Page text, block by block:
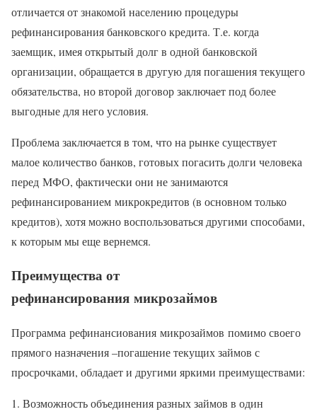
отличается от знакомой населению процедуры
рефинансирования банковского кредита. Т.е. когда
заемщик, имея открытый долг в одной банковской
организации, обращается в другую для погашения текущего
обязательства, но второй договор заключает под более
выгодные для него условия.
Проблема заключается в том, что на рынке существует
малое количество банков, готовых погасить долги человека
перед МФО, фактически они не занимаются
рефинансированием микрокредитов (в основном только
кредитов), хотя можно воспользоваться другими способами,
к которым мы еще вернемся.
Преимущества от
рефинансирования микрозаймов
Программа рефинансиования микрозаймов помимо своего
прямого назначения –погашение текущих займов с
просрочками, обладает и другими яркими преимуществами:
Возможность объединения разных займов в один